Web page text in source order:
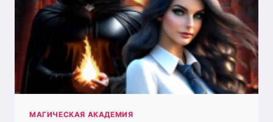
МАГИЧЕСКАЯ АКАДЕМИЯ